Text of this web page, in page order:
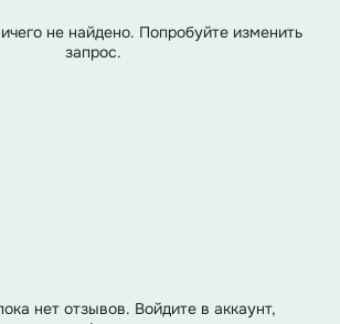
не найдено. Попробуйте изменить
запрос.
нет отзывов. Войдите в аккаунт,